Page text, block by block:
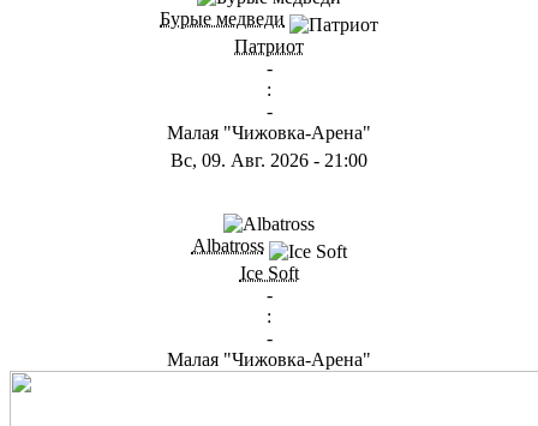
Бурые медведи
Патриот
-
:
-
Малая "Чижовка-Арена"
Вс, 09. Авг. 2026 - 21:00
Albatross
Ice Soft
-
:
-
Малая "Чижовка-Арена"